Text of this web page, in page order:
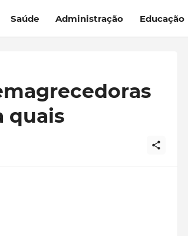
Saúde Administração Educação
quais